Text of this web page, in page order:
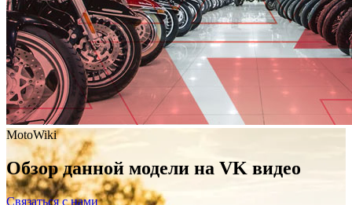
MotoWiki
Обзор данной модели на VK видео
Связаться с нами